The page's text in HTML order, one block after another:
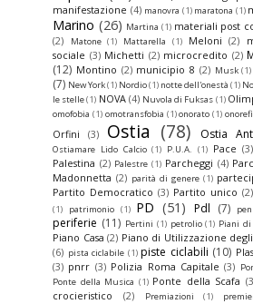
manifestazione (4) manovra (1) maratona (1)
Marino (26) Martina (1) materiali post
(2)
Matone (1) Mattarella (1) Meloni (2)
sociale (3) Michetti (2) microcredito (2)
(12) Montino (2) municipio 8 (2) Musk (1)
(7) New York(1) Nordio(1) notte dell'onestà (1)
le stelle(1) NOVA (4) Nuvola di Fuksas (1)
omofobia (1) omotransfobia (1) onorato (1)
Orfini (3) Ostia (78) Ostia
Ostiamare Lido Calcio (1) P.U.A. (1) Pace (3)
Palestina (2) Palestre (1) Parcheggi (4)
Madonnetta (2) parità di genere (1)
Partito Democratico (3) Partito unico (2)
(1)
patrimonio (1) PD (51) Pdl (7)
periferie (11) Pertini (1) petrolio (1) Piani di
Piano Casa (2) Piano di Utilizzazione
(6) pista ciclabile (1) piste ciclabili (10)
(3) pnrr (3) Polizia Roma Capitale (3)
Ponte della Musica (1) Ponte della Scafa
crocieristico
(2) Premiazioni (1)